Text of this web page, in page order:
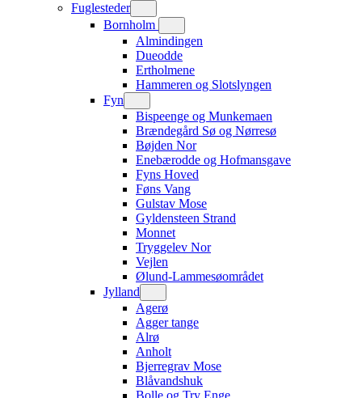
Fuglesteder
Bornholm
Almindingen
Dueodde
Ertholmene
Hammeren og Slotslyngen
Fyn
Bispeenge og Munkemaen
Brændegård Sø og Nørresø
Bøjden Nor
Enebærodde og Hofmansgave
Fyns Hoved
Føns Vang
Gulstav Mose
Gyldensteen Strand
Monnet
Tryggelev Nor
Vejlen
Ølund-Lammesøområdet
Jylland
Agerø
Agger tange
Alrø
Anholt
Bjerregrav Mose
Blåvandshuk
Bolle og Try Enge